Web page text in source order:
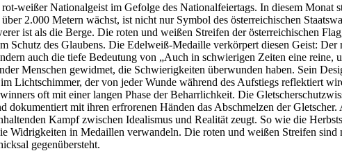
weißer Nationalgeist im Gefolge des Nationalfeiertags. In diesem
2.000 Metern wächst, ist nicht nur Symbol des österreichischen
ist als die Berge. Die roten und weißen Streifen der österreichischen
Schutz des Glaubens. Die Edelweiß-Medaille verkörpert diesen Geist:
auch die tiefe Bedeutung von „Auch in schwierigen Zeiten eine
Menschen gewidmet, die Schwierigkeiten überwunden haben. Sein
Lichtschimmer, der von jeder Wunde während des Aufstiegs reflektiert
oft mit einer langen Phase der Beharrlichkeit. Die
dokumentiert mit ihren erfrorenen Händen das Abschmelzen der
Kampf zwischen Idealismus und Realität zeugt. So wie die
Widrigkeiten in Medaillen verwandeln. Die roten und weißen Streifen
gegenübersteht.